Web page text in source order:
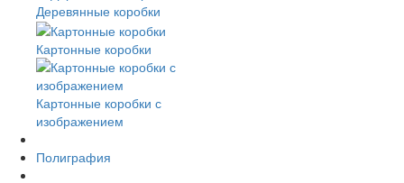
Деревянные коробки
Картонные коробки
Картонные коробки с
изображением
Полиграфия